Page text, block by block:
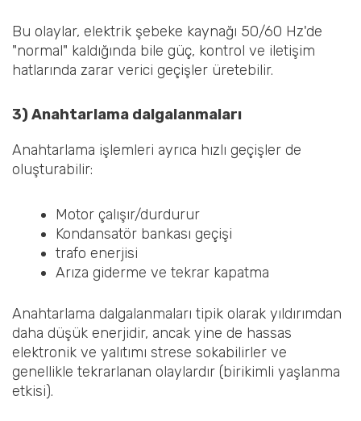
Bu olaylar, elektrik şebeke kaynağı 50/60 Hz'de
"normal" kaldığında bile güç, kontrol ve iletişim
hatlarında zarar verici geçişler üretebilir.
3) Anahtarlama dalgalanmaları
Anahtarlama işlemleri ayrıca hızlı geçişler de
oluşturabilir:
Motor çalışır/durdurur
Kondansatör bankası geçişi
trafo enerjisi
Arıza giderme ve tekrar kapatma
Anahtarlama dalgalanmaları tipik olarak yıldırımdan
daha düşük enerjidir, ancak yine de hassas
elektronik ve yalıtımı strese sokabilirler ve
genellikle tekrarlanan olaylardır (birikimli yaşlanma
etkisi).